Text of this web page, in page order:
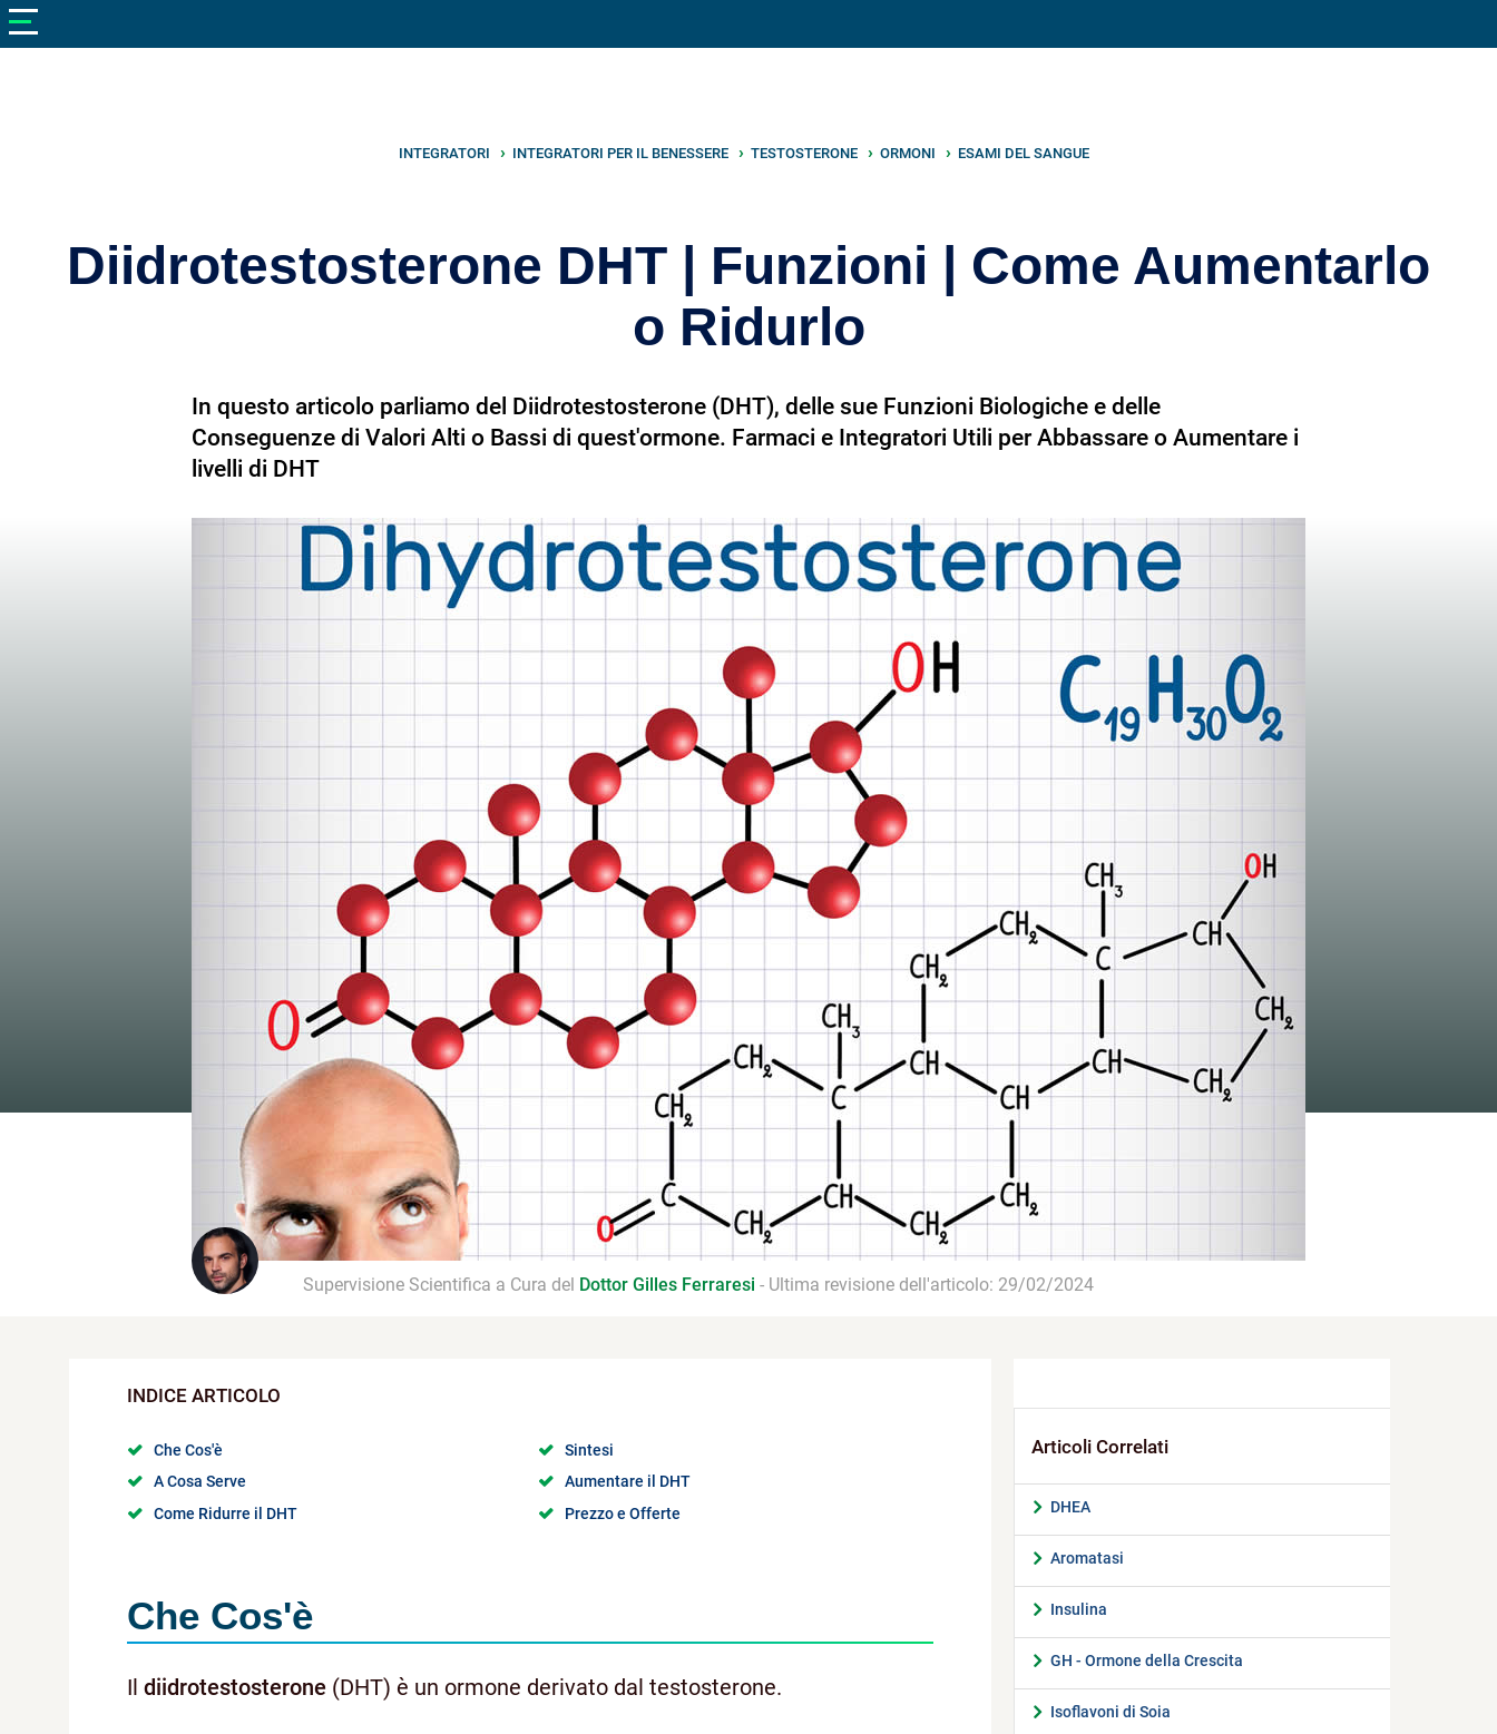
INTEGRATORI INTEGRATORI PER IL BENESSERE TESTOSTERONE ORMONI ESAMI DEL SANGUE
Diidrotestosterone DHT | Funzioni | Come Aumentarlo
o Ridurlo
In questo articolo parliamo del Diidrotestosterone (DHT), delle sue Funzioni Biologiche e delle
Conseguenze di Valori Alti o Bassi di quest'ormone. Farmaci e Integratori Utili per Abbassare o Aumentare i
livelli di DHT
Supervisione Scientifica a Cura del Dottor Gilles Ferraresi - Ultima revisione dell'articolo: 29/02/2024
Che Cos'è
Sintesi
A Cosa Serve
Aumentare il DHT
Come Ridurre il DHT
Prezzo e Offerte
Che Cos'è
Il diidrotestosterone (DHT) è un ormone derivato dal testosterone.
DHEA
Aromatasi
Insulina
GH - Ormone della Crescita
Isoflavoni di Soia
V netonutrizione
Dimagrire